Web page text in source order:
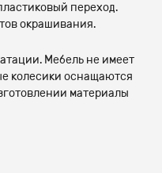
переход.
окрашивания.
Мебель не имеет
колесики оснащаются
материалы